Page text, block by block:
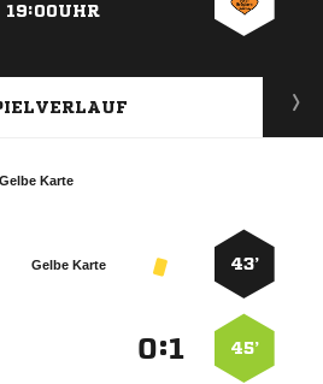
19:00UHR
Gelbe Karte
43’
Gelbe Karte
45’
: